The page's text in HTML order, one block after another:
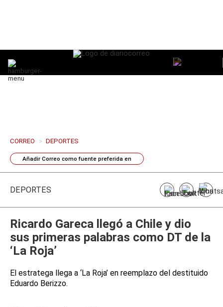
CORREO > DEPORTES
Añadir Correo como fuente preferida en
DEPORTES
Ricardo Gareca llegó a Chile y dio
sus primeras palabras como DT de la
‘La Roja’
El estratega llega a ‘La Roja’ en reemplazo del destituido
Eduardo Berizzo.